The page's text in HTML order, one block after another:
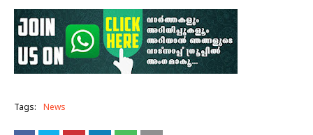
Tags: News